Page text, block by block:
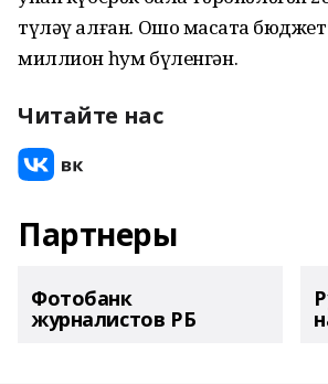
түләү алған. Ошо маҡсатҡа
миллион һум бүленгән.
Читайте нас
Партнеры
Фотобанк
журналистов РБ